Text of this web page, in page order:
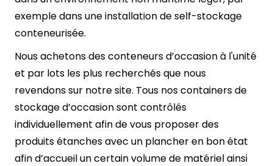
exemple dans une installation de self-stockage
conteneurisée.
Nous achetons des conteneurs d’occasion à l'unité
et par lots les plus recherchés que nous
revendons sur notre site. Tous nos containers de
stockage d’occasion sont contrôlés
individuellement afin de vous proposer des
produits étanches avec un plancher en bon état
afin d’accueil un certain volume de matériel ainsi